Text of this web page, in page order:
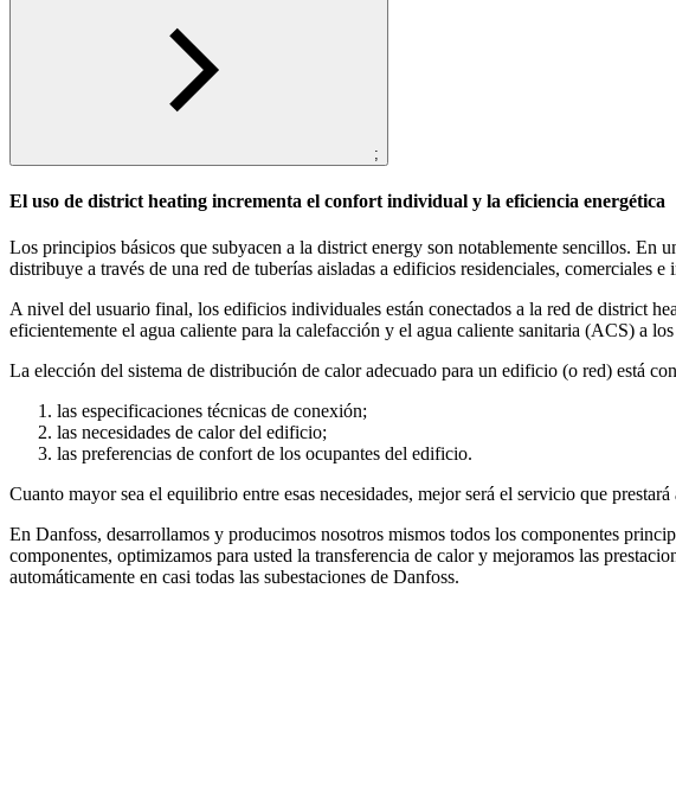
;
El uso de district heating incrementa el confort individual y la eficiencia energética
Los principios básicos que subyacen a la district energy son notablemente sencillos.
distribuye a través de una red de tuberías aisladas a edificios residenciales, comerciales e
A nivel del usuario final, los edificios individuales están conectados a la red de district
eficientemente el agua caliente para la calefacción y el agua caliente sanitaria (ACS) a
La elección del sistema de distribución de calor adecuado para un edificio (o red) está
las especificaciones técnicas de conexión;
las necesidades de calor del edificio;
las preferencias de confort de los ocupantes del edificio.
Cuanto mayor sea el equilibrio entre esas necesidades, mejor será el servicio que
En Danfoss, desarrollamos y producimos nosotros mismos todos los componentes
componentes, optimizamos para usted la transferencia de calor y mejoramos las
automáticamente en casi todas las subestaciones de Danfoss.